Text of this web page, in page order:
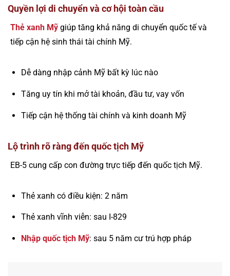
Quyền lợi di chuyển và cơ hội toàn cầu
Thẻ xanh Mỹ giúp tăng khả năng di chuyển quốc tế và
tiếp cận hệ sinh thái tài chính Mỹ.
Dễ dàng nhập cảnh Mỹ bất kỳ lúc nào
Tăng uy tín khi mở tài khoản, đầu tư, vay vốn
Tiếp cận hệ thống tài chính và kinh doanh Mỹ
Lộ trình rõ ràng đến quốc tịch Mỹ
EB-5 cung cấp con đường trực tiếp đến quốc tịch Mỹ.
Thẻ xanh có điều kiện: 2 năm
Thẻ xanh vĩnh viễn: sau I-829
Nhập quốc tịch Mỹ: sau 5 năm cư trú hợp pháp